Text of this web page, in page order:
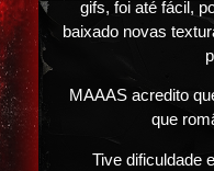
gifs, foi até fácil,
baixado novas
MAAAS acredito
que
Tive dificuldade